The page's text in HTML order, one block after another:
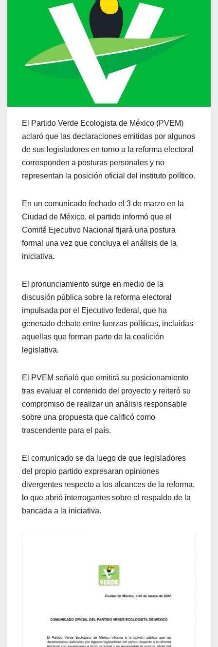
El Partido Verde Ecologista de México (PVEM)
aclaró que las declaraciones emitidas por algunos
de sus legisladores en torno a la reforma electoral
corresponden a posturas personales y no
representan la posición oficial del instituto político.
En un comunicado fechado el 3 de marzo en la
Ciudad de México, el partido informó que el
Comité Ejecutivo Nacional fijará una postura
formal una vez que concluya el análisis de la
iniciativa.
El pronunciamiento surge en medio de la
discusión pública sobre la reforma electoral
impulsada por el Ejecutivo federal, que ha
generado debate entre fuerzas políticas, incluidas
aquellas que forman parte de la coalición
legislativa.
El PVEM señaló que emitirá su posicionamiento
tras evaluar el contenido del proyecto y reiteró su
compromiso de realizar un análisis responsable
sobre una propuesta que calificó como
trascendente para el país.
El comunicado se da luego de que legisladores
del propio partido expresaran opiniones
divergentes respecto a los alcances de la reforma,
lo que abrió interrogantes sobre el respaldo de la
bancada a la iniciativa.